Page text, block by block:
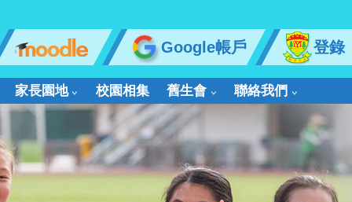
Google帳戶 登錄
家長園地 校園相集 舊生會 聯絡我們